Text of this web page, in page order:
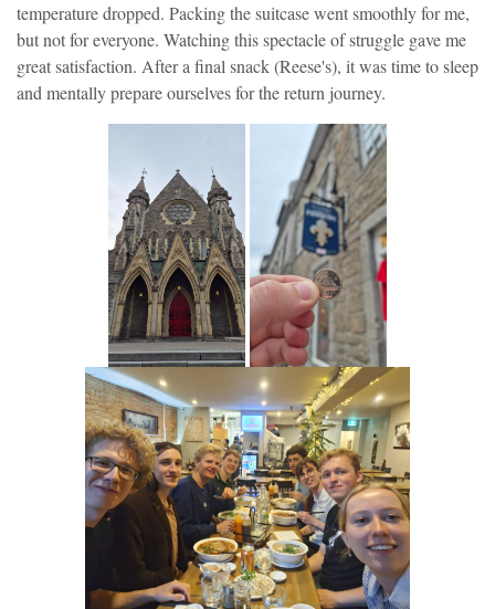
temperature dropped. Packing the suitcase went smoothly for me,
but not for everyone. Watching this spectacle of struggle gave me
great satisfaction. After a final snack (Reese's), it was time to sleep
and mentally prepare ourselves for the return journey.